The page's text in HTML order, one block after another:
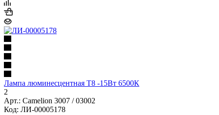
Лампа люминесцентная Т8 -15Вт 6500К
2
Арт.: Camelion 3007 / 03002
Код: ЛИ-00005178